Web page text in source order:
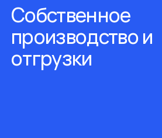
Собственное
производство и
отгрузки